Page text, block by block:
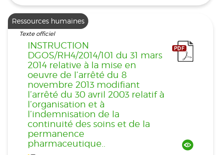
Ressources humaines
Texte officiel
INSTRUCTION
DGOS/RH4/2014/101 du 31 mars
2014 relative à la mise en
oeuvre de l’arrêté du 8
novembre 2013 modifiant
l’arrêté du 30 avril 2003 relatif à
l’organisation et à
l’indemnisation de la
continuité des soins et de la
permanence
pharmaceutique..